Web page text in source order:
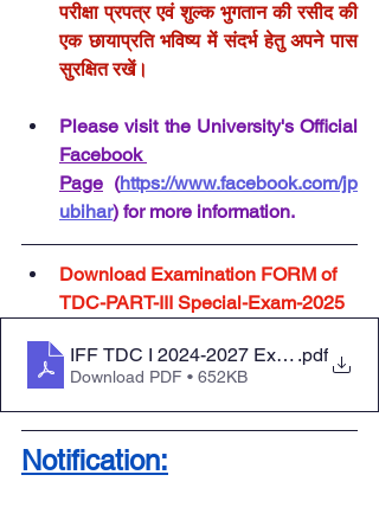
परीक्षा प्रपत्र एवं शुल्क भुगतान की रसीद की
एक छायाप्रति भविष्य में संदर्भ हेतु अपने पास
सुरक्षित रखें।
Facebook
Page (https://www.facebook.com/jp
ubihar) for more information.
Download Examination FORM of
TDC-PART-III Special-Exam-2025
IFF TDC I 2024-2027 Exam Form
.pdf
Download PDF • 652KB
Notification: